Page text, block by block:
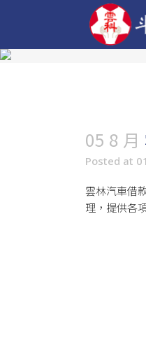
05 8 月
Posted at
雲林汽車借
理，提供各